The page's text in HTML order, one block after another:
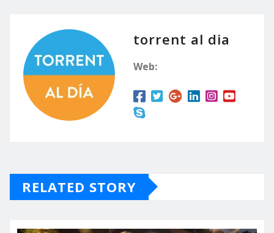
torrent al dia
Web:
RELATED STORY